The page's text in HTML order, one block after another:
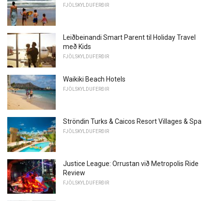
FJÖLSKYLDUFERÐIR
Leiðbeinandi Smart Parent til Holiday Travel
með Kids
FJÖLSKYLDUFERÐIR
Waikiki Beach Hotels
FJÖLSKYLDUFERÐIR
Ströndin Turks & Caicos Resort Villages & Spa
FJÖLSKYLDUFERÐIR
Justice League: Orrustan við Metropolis Ride
Review
FJÖLSKYLDUFERÐIR